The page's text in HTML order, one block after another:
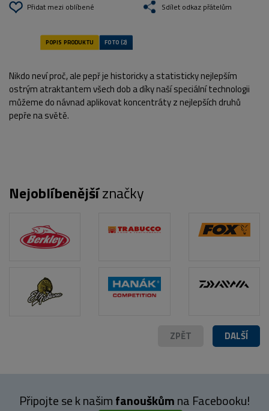
Přidat mezi oblíbené Sdílet odkaz přátelům
Nikdo neví proč, ale pepř je historicky a statisticky nejlepším
ostrým atraktantem všech dob a díky naší speciální technologii
můžeme do návnad aplikovat koncentráty z nejlepších druhů
pepře na světě.
Nejoblíbenějšíznačky
DALŠÍ
ZPĚT
Připojte se k našimfanouškůmna Facebooku!